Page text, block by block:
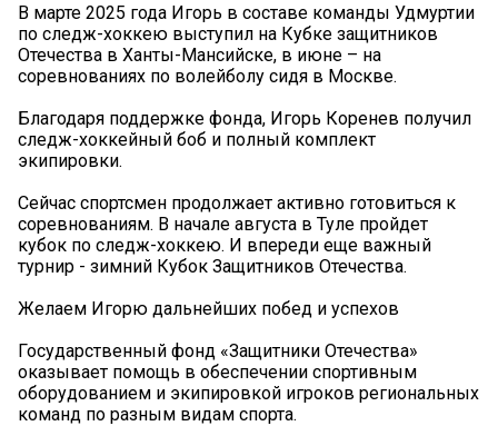
В марте 2025 года Игорь в составе команды Удмуртии
по следж-хоккею выступил на Кубке защитников
Отечества в Ханты-Мансийске, в июне – на
соревнованиях по волейболу сидя в Москве.
Благодаря поддержке фонда, Игорь Коренев получил
следж-хоккейный боб и полный комплект
экипировки.
Сейчас спортсмен продолжает активно готовиться к
соревнованиям. В начале августа в Туле пройдет
кубок по следж-хоккею. И впереди еще важный
турнир - зимний Кубок Защитников Отечества.
Желаем Игорю дальнейших побед и успехов
Государственный фонд «Защитники Отечества»
оказывает помощь в обеспечении спортивным
оборудованием и экипировкой игроков региональных
команд по разным видам спорта.